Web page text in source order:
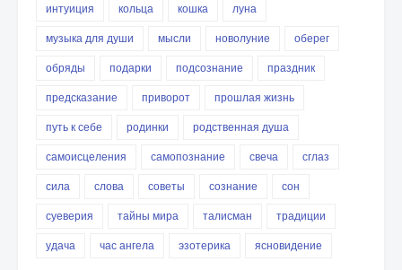
интуиция
кольца кошка
луна
музыка для души
мысли новолуние
оберег
обряды
подарки подсознание
праздник
предсказание
приворот
прошлая жизнь
путь к себе
родинки
родственная душа
самоисцеления
самопознание свеча
сглаз
сила
слова советы сознание
сон
суеверия
тайны мира талисман
традиции
удача
час ангела эзотерика ясновидение